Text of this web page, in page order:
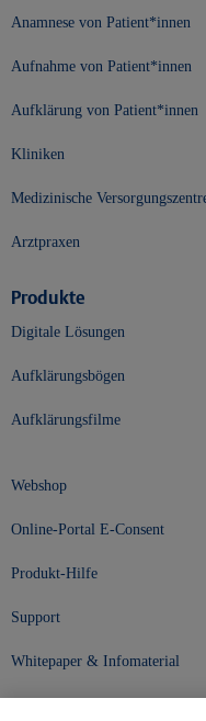
Anamnese von Patient*innen
Aufnahme von Patient*innen
Aufklärung von Patient*innen
Kliniken
Medizinische
Arztpraxen
Produkte
Digitale Lösungen
Aufklärungsbögen
Aufklärungsfilme
Webshop
Online-Portal E-Consent
Produkt-Hilfe
Support
Whitepaper & Infomaterial